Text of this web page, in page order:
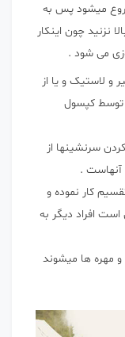
میشود پس به
نزنید چون اینکار
می شود .
و لاستیک و یا از
توسط کپسول
سرنشینها از
.
کار نموده و
افراد دیگر به
مهره ها میشوند